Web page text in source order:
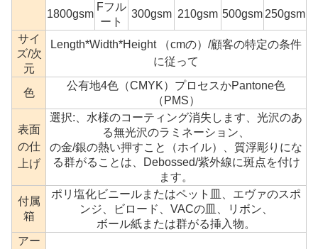
1800gsm
Fフル
ート
300gsm 210gsm 500gsm 250gsm
サイ
ズ/次
元
Length*Width*Height （cmの）/顧客の特定の条件
に従って
色
公有地4色（CMYK）プロセスかPantone色
（PMS）
表面
の仕
上げ
選択:、水様のコーティング消失します、 光沢のあ
る無光沢のラミネーション、
の金/銀の熱い押すこと（ホイル）、質浮彫りにな
る群がることは、Debossed/紫外線に斑点を付け
ます。
付属
箱
ポリ塩化ビニールまたはペット皿、エヴァのスポ
ンジ、ビロード、 VACの皿、リボン、
ボール紙または群がる挿入物。
アー